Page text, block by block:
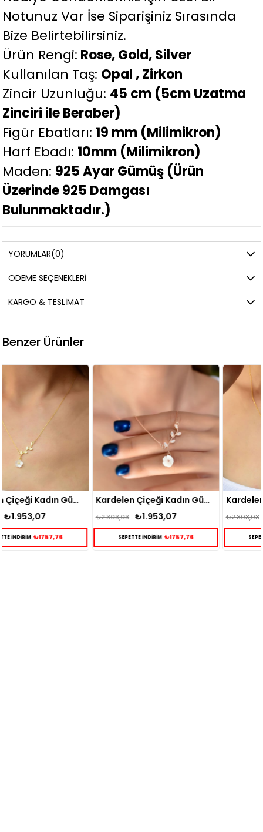
Notunuz Var İse Siparişiniz Sırasında
Bize Belirtebilirsiniz.
Ürün Rengi: Rose, Gold, Silver
Kullanılan Taş: Opal , Zirkon
Zincir Uzunluğu: 45 cm (5cm Uzatma
Zinciri ile Beraber)
Figür Ebatları: 19 mm (Milimikron)
Harf Ebadı: 10mm (Milimikron)
Maden: 925 Ayar Gümüş (Ürün
Üzerinde 925 Damgası
Bulunmaktadır.)
YORUMLAR(0)
ÖDEME SEÇENEKLERI
KARGO & TESLIMAT
Benzer Ürünler
Kardelen Çiçeği Kadın Gümüş Kolye Rose
₺2.303,03
SEPETTE İNDİRİM
Kardelen Çiçeği Kadın Gümüş Kolye Gold
₺2.303,03
SEPETTE İNDİRİM